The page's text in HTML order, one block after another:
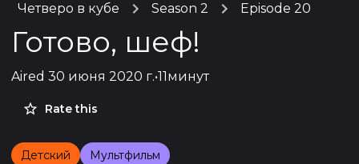
Четверо в кубе Season 2 Episode 20
Готово, шеф!
Aired 30 июня 2020 г.•11минут
Rate this
Детский Мультфильм